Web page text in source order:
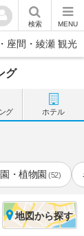
検索 MENU
座間・綾瀬 観光
グ
グ ホテル
・植物園 (52)
地図から探す